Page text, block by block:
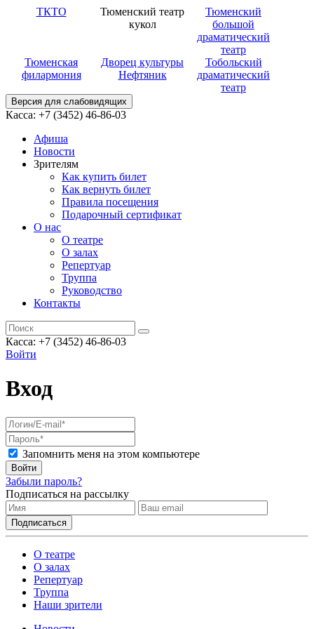
ТКТО
Тюменский театр
кукол
Тюменский
большой
драматический
театр
Тюменская
филармония
Дворец культуры
Нефтяник
Тобольский
драматический
театр
Версия для слабовидящих
Касса: +7 (3452) 46-86-03
Афиша
Новости
Зрителям
Как купить билет
Как вернуть билет
Правила посещения
Подарочный сертификат
О нас
О театре
О залах
Репертуар
Труппа
Руководство
Контакты
Касса: +7 (3452) 46-86-03
Войти
Вход
Запомнить меня на этом компьютере
Войти
Забыли пароль?
Подписаться на рассылку
О театре
О залах
Репертуар
Труппа
Наши зрители